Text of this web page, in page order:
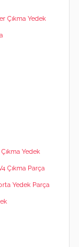
Çıkma Yedek
Yedek
Çıkma Parça
Yedek Parça